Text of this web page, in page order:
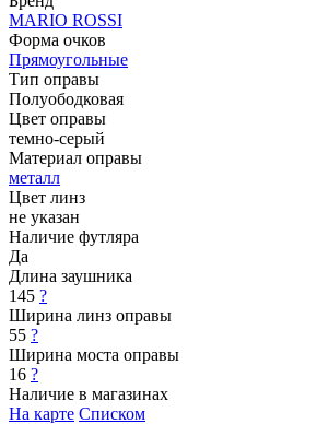
MARIO ROSSI
Форма очков
Прямоугольные
Тип оправы
Полуободковая
Цвет оправы
темно-серый
Материал оправы
металл
Цвет линз
не указан
Наличие футляра
Да
Длина заушника
145 ?
Ширина линз оправы
55 ?
Ширина моста оправы
16 ?
Наличие в магазинах
На карте Списком